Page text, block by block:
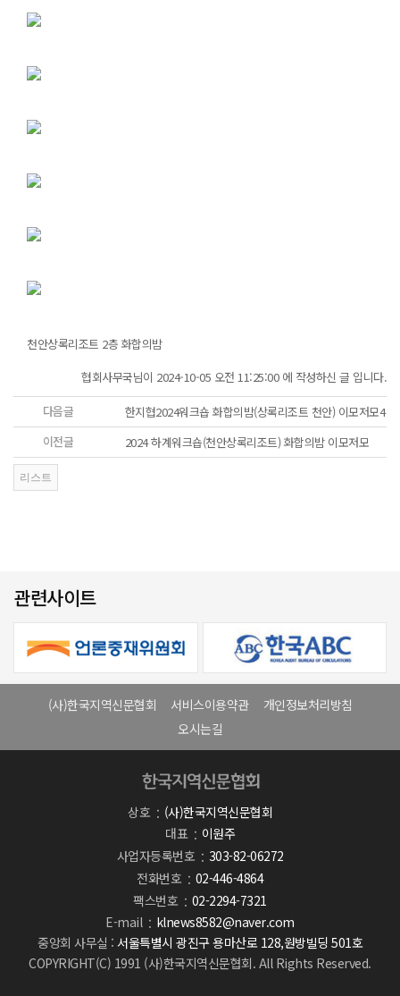
천안상록리조트 2층 화합의밤
협회사무국님이 2024-10-05 오전 11:25:00 에 작성하신 글 입니다.
다음글
한지협2024워크숍 화합의밤(상록리조트 천안) 이모저모4
이전글
2024 하계워크숍(천안상록리조트) 화합의밤 이모저모
관련사이트
(사)한국지역신문협회 서비스이용약관
개인정보처리방침
오시는길
상호
(사)한국지역신문협회
대표
이원주
사업자등록번호
303-82-06272
전화번호
02-446-4864
팩스번호
02-2294-7321
E-mail
klnews8582@naver.com
중앙회 사무실 : 서울특별시 광진구 용마산로 128,원방빌딩 501호
COPYRIGHT(C) 1991 (사)한국지역신문협회. All Rights Reserved.